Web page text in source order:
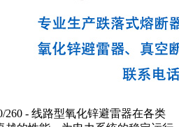
- 线路型氧化锌避雷器在各类